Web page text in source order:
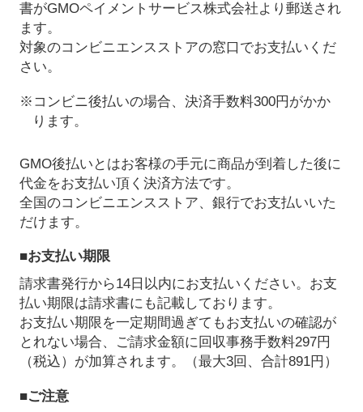
書がGMOペイメントサービス株式会社より郵送され
ます。
対象のコンビニエンスストアの窓口でお支払いくだ
さい。
※コンビニ後払いの場合、決済手数料300円がかか
ります。
GMO後払いとはお客様の手元に商品が到着した後に
代金をお支払い頂く決済方法です。
全国のコンビニエンスストア、銀行でお支払いいた
だけます。
■お支払い期限
請求書発行から14日以内にお支払いください。お支
払い期限は請求書にも記載しております。
お支払い期限を一定期間過ぎてもお支払いの確認が
とれない場合、ご請求金額に回収事務手数料297円
（税込）が加算されます。（最大3回、合計891円）
■ご注意